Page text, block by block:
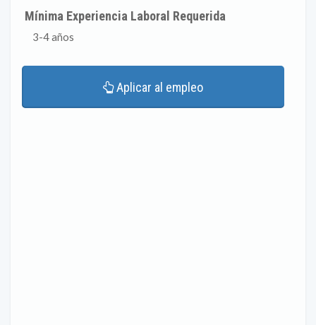
Mínima Experiencia Laboral Requerida
3-4 años
Aplicar al empleo